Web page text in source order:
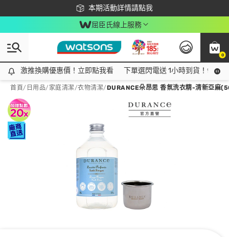
本期活動詳情請點我
下載app最高回饋$350
屈臣氏線上服務
0
激推換購優惠價！立即點我看
激推換購優惠價！立即點我看 下單選閃電送 1小時到貨！領神
首頁/ 日用品/ 家庭清潔/衣物清潔/DURANCE朵昂思 香氛洗衣精-清新亞麻